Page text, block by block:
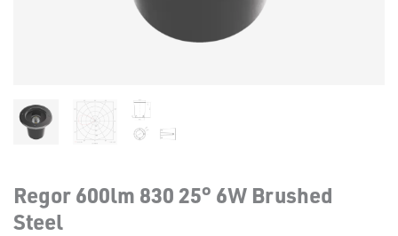
Regor 600lm 830 25° 6W Brushed
Steel